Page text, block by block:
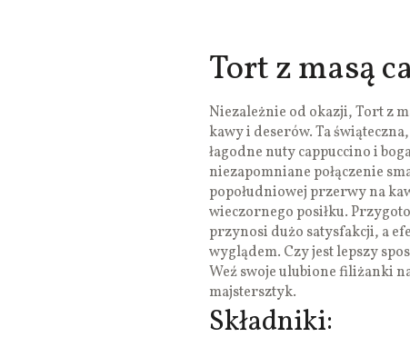
Tort z masą
Niezależnie od okazji, Tort z
kawy i deserów. Ta
łagodne nuty cappuccino i
niezapomniane połączenie
popołudniowej przerwy na
wieczornego posiłku.
przynosi dużo satysfakcji, a
wyglądem. Czy jest lepszy
Weź swoje ulubione filiżanki
majstersztyk.
Składniki: